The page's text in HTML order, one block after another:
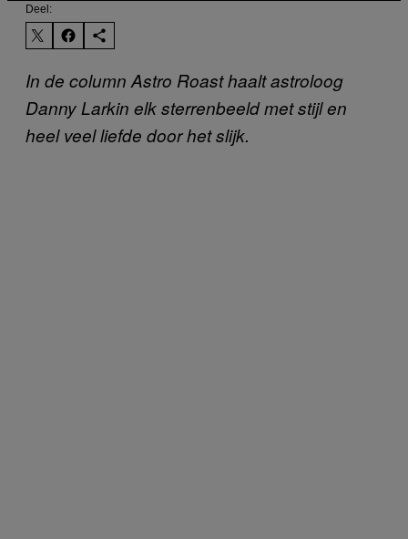
Deel:
In de column Astro Roast haalt astroloog
Danny Larkin elk sterrenbeeld met stijl en
heel veel liefde door het slijk.